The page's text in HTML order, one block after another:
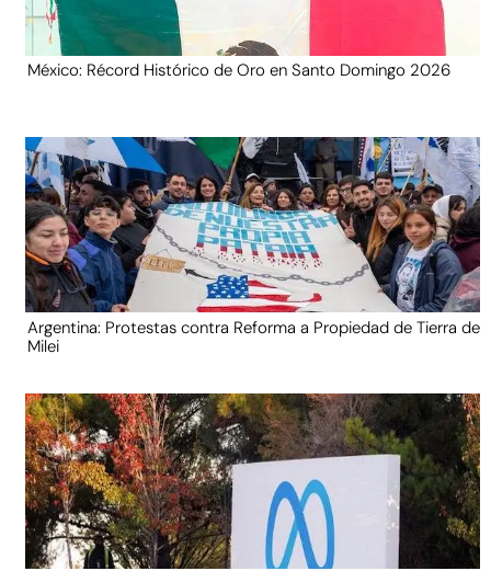
México: Récord Histórico de Oro en Santo Domingo 2026
Argentina: Protestas contra Reforma a Propiedad de Tierra de
Milei